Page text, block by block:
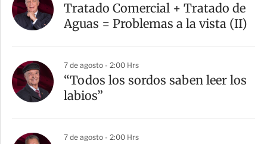
Tratado Comercial + Tratado de
Aguas = Problemas a la vista (II)
7 de agosto - 2:00 Hrs
“Todos los sordos saben leer los
labios”
7 de agosto - 2:00 Hrs